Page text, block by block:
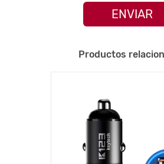
ENVIAR
Productos